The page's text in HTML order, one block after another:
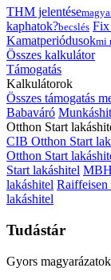
THM jelentése
kaphatok?becslés Fix
Kamatperiódusokmi
Összes kalkulátor
Támogatás
Kalkulátorok
Összes támogatás
Babaváró
Otthon Start
CIB Otthon Start
Otthon Start
Start lakáshitel
lakáshitel Raiffeisen
lakáshitel
Tudástár
Gyors